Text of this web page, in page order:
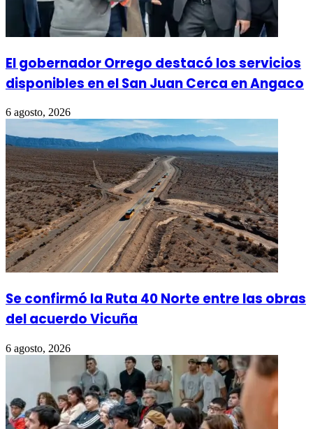
El gobernador Orrego destacó los servicios
disponibles en el San Juan Cerca en Angaco
6 agosto, 2026
Se confirmó la Ruta 40 Norte entre las obras
del acuerdo Vicuña
6 agosto, 2026